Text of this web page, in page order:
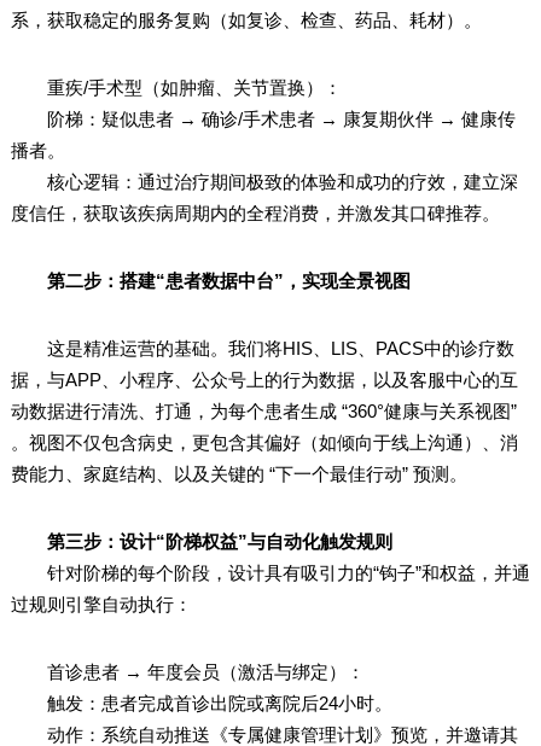
系，获取稳定的服务复购（如复诊、检查、药品、耗材）。
重疾/手术型（如肿瘤、关节置换）：
阶梯：疑似患者 → 确诊/手术患者 → 康复期伙伴 → 健康传
播者。
核心逻辑：通过治疗期间极致的体验和成功的疗效，建立深
度信任，获取该疾病周期内的全程消费，并激发其口碑推荐。
第二步：搭建“患者数据中台”，实现全景视图
这是精准运营的基础。我们将HIS、LIS、PACS中的诊疗数
据，与APP、小程序、公众号上的行为数据，以及客服中心的互
动数据进行清洗、打通，为每个患者生成 “360°健康与关系视图”
。视图不仅包含病史，更包含其偏好（如倾向于线上沟通）、消
费能力、家庭结构、以及关键的 “下一个最佳行动” 预测。
第三步：设计“阶梯权益”与自动化触发规则
针对阶梯的每个阶段，设计具有吸引力的“钩子”和权益，并通
过规则引擎自动执行：
首诊患者 → 年度会员（激活与绑定）：
触发：患者完成首诊出院或离院后24小时。
动作：系统自动推送《专属健康管理计划》预览，并邀请其